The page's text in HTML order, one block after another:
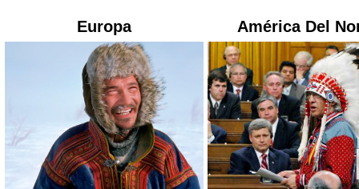
Europa América Del